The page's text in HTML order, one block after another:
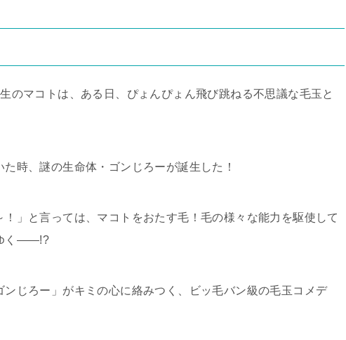
のマコトは、ある日、ぴょんぴょん飛び跳ねる不思議な毛玉と
時、謎の生命体・ゴンじろーが誕生した！
」と言っては、マコトをおたす毛！毛の様々な能力を駆使して
く――!?
じろー」がキミの心に絡みつく、ビッ毛バン級の毛玉コメデ